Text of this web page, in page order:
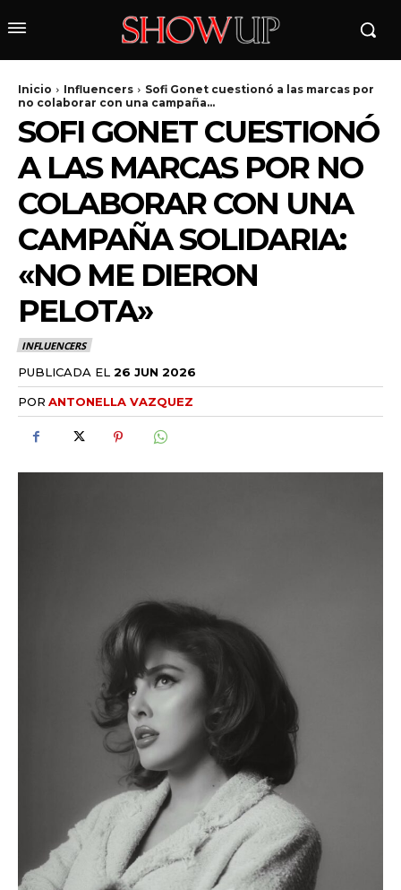
Inicio Influencers
Sofi Gonet cuestionó a las marcas por
no colaborar con una campaña...
SOFI GONET CUESTIONÓ
A LAS MARCAS POR NO
COLABORAR CON UNA
CAMPAÑA SOLIDARIA:
«NO ME DIERON
PELOTA»
INFLUENCERS
PUBLICADA EL 26 JUN 2026
POR ANTONELLA VAZQUEZ